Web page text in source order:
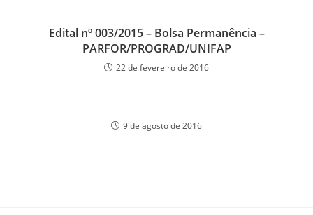
Edital nº 003/2015 – Bolsa Permanência –
PARFOR/PROGRAD/UNIFAP
22 de fevereiro de 2016
9 de agosto de 2016